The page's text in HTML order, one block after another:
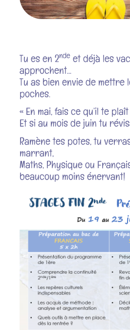
Tu es en 2
nde
et déjà les
approchent…
Tu as bien envie de mettre
poches.
« En mai, fais ce qu’il te
Et si au mois de juin tu
Ramène tes potes, tu
marrant,
Maths, Physique ou
beaucoup moins énervant!